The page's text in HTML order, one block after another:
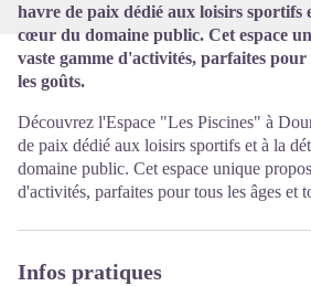
havre de paix dédié aux loisirs sportifs
cœur du domaine public. Cet espace
vaste gamme d'activités, parfaites pour
les goûts.
Découvrez l'Espace "Les Piscines" à
de paix dédié aux loisirs sportifs et à la
domaine public. Cet espace unique
d'activités, parfaites pour tous les âges et
Infos pratiques